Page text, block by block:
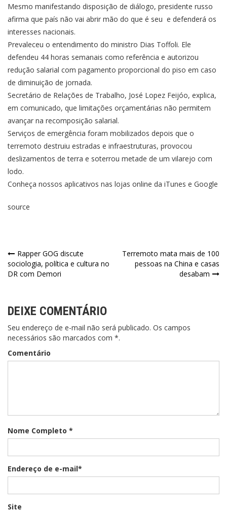
Mesmo manifestando disposição de diálogo, presidente russo
afirma que país não vai abrir mão do que é seu e defenderá os
interesses nacionais.
Prevaleceu o entendimento do ministro Dias Toffoli. Ele
defendeu 44 horas semanais como referência e autorizou
redução salarial com pagamento proporcional do piso em caso
de diminuição de jornada.
Secretário de Relações de Trabalho, José Lopez Feijóo, explica,
em comunicado, que limitações orçamentárias não permitem
avançar na recomposição salarial.
Serviços de emergência foram mobilizados depois que o
terremoto destruiu estradas e infraestruturas, provocou
deslizamentos de terra e soterrou metade de um vilarejo com
lodo.
Conheça nossos aplicativos nas lojas online da iTunes e Google
source
Rapper GOG discute
sociologia, política e cultura no
DR com Demori
Terremoto mata mais de 100
pessoas na China e casas
desabam
DEIXE COMENTÁRIO
Seu endereço de e-mail não será publicado. Os campos
necessários são marcados com *.
Comentário
Nome Completo *
Endereço de e-mail*
Site